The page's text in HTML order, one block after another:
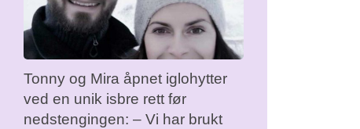
Tonny og Mira åpnet iglohytter
ved en unik isbre rett før
nedstengingen: – Vi har brukt